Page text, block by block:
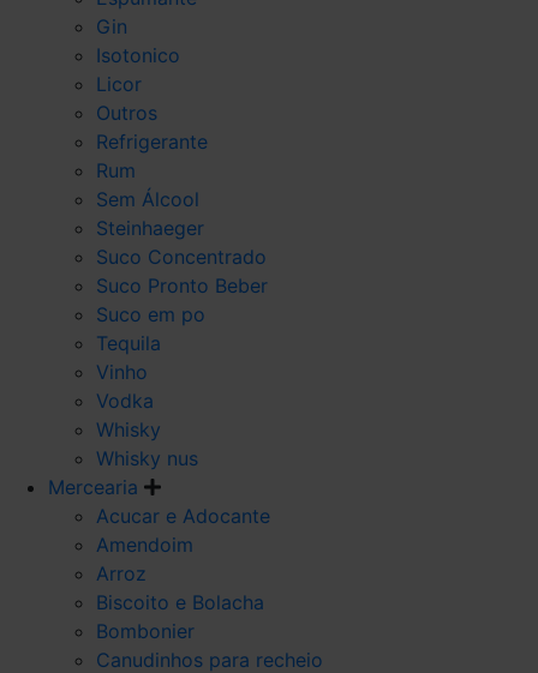
Gin
Isotonico
Licor
Outros
Refrigerante
Rum
Sem Álcool
Steinhaeger
Suco Concentrado
Suco Pronto Beber
Suco em po
Tequila
Vinho
Vodka
Whisky
Whisky nus
Mercearia
Acucar e Adocante
Amendoim
Arroz
Biscoito e Bolacha
Bombonier
Canudinhos para recheio